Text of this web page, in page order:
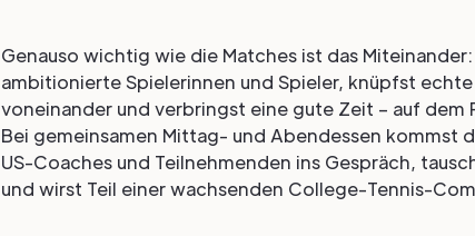
Genauso wichtig wie die Matches ist das
ambitionierte Spielerinnen und Spieler, knüpfst
voneinander und verbringst eine gute Zeit – auf dem
Bei gemeinsamen Mittag- und Abendessen kommst
US-Coaches und Teilnehmenden ins Gespräch,
und wirst Teil einer wachsenden College-Tennis-